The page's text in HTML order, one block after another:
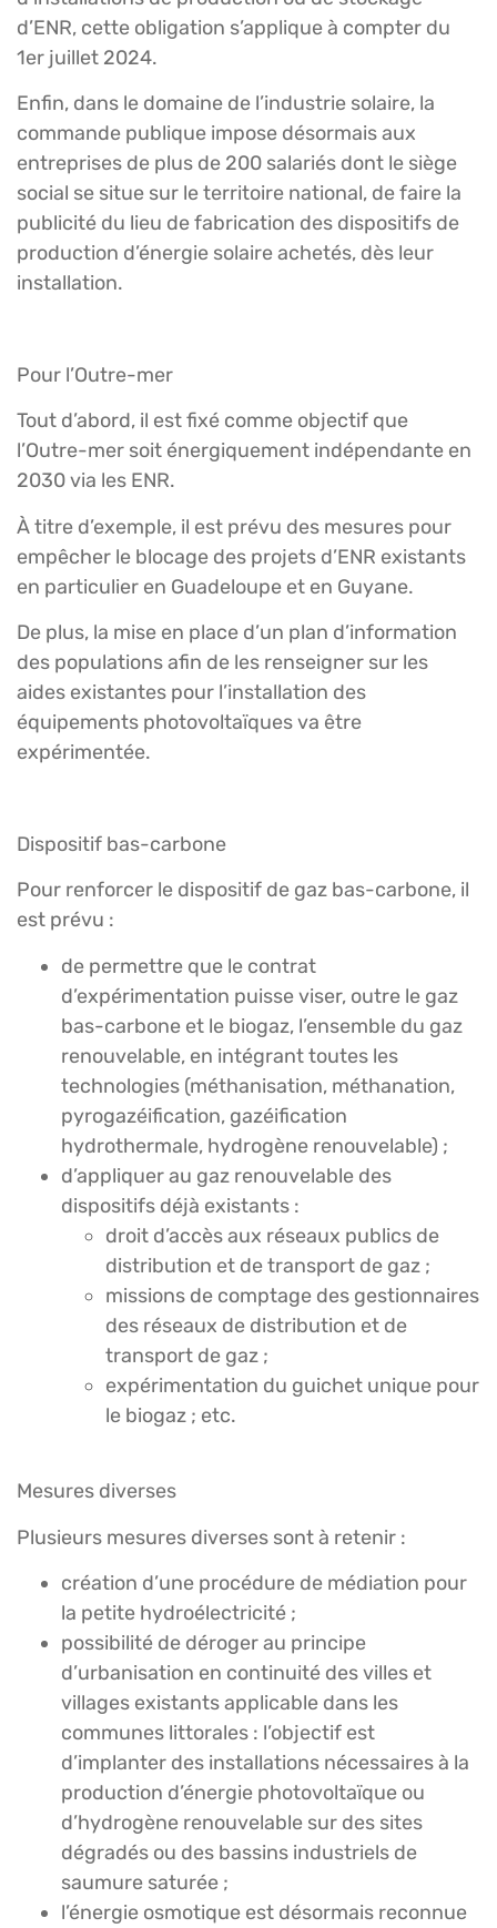
d’ENR, cette obligation s’applique à compter du
1er juillet 2024.
Enfin, dans le domaine de l’industrie solaire, la
commande publique impose désormais aux
entreprises de plus de 200 salariés dont le siège
social se situe sur le territoire national, de faire la
publicité du lieu de fabrication des dispositifs de
production d’énergie solaire achetés, dès leur
installation.
Pour l’Outre-mer
Tout d’abord, il est fixé comme objectif que
l’Outre-mer soit énergiquement indépendante en
2030 via les ENR.
À titre d’exemple, il est prévu des mesures pour
empêcher le blocage des projets d’ENR existants
en particulier en Guadeloupe et en Guyane.
De plus, la mise en place d’un plan d’information
des populations afin de les renseigner sur les
aides existantes pour l’installation des
équipements photovoltaïques va être
expérimentée.
Dispositif bas-carbone
Pour renforcer le dispositif de gaz bas-carbone, il
est prévu :
de permettre que le contrat
d’expérimentation puisse viser, outre le gaz
bas-carbone et le biogaz, l’ensemble du gaz
renouvelable, en intégrant toutes les
technologies (méthanisation, méthanation,
pyrogazéification, gazéification
hydrothermale, hydrogène renouvelable) ;
d’appliquer au gaz renouvelable des
dispositifs déjà existants :
droit d’accès aux réseaux publics de
distribution et de transport de gaz ;
missions de comptage des gestionnaires
des réseaux de distribution et de
transport de gaz ;
expérimentation du guichet unique pour
le biogaz ; etc.
Mesures diverses
Plusieurs mesures diverses sont à retenir :
création d’une procédure de médiation pour
la petite hydroélectricité ;
possibilité de déroger au principe
d’urbanisation en continuité des villes et
villages existants applicable dans les
communes littorales : l’objectif est
d’implanter des installations nécessaires à la
production d’énergie photovoltaïque ou
d’hydrogène renouvelable sur des sites
dégradés ou des bassins industriels de
saumure saturée ;
l’énergie osmotique est désormais reconnue